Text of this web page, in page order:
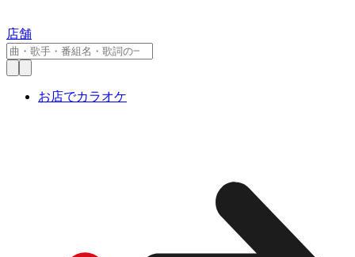
店舗
お店でカラオケ